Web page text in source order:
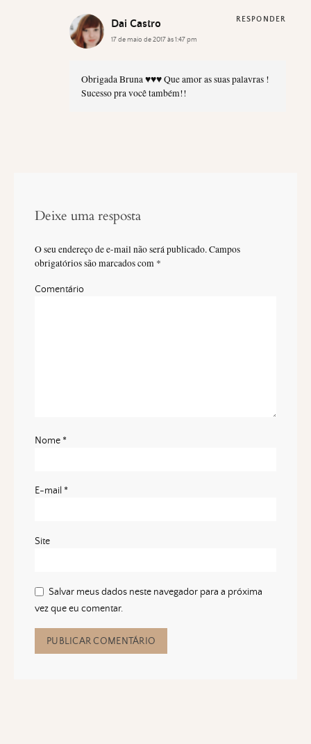
Dai Castro
17 de maio de 2017 às 1:47 pm
Obrigada Bruna ♥♥♥ Que amor as suas palavras !
Sucesso pra você também!!
RESPONDER
Deixe uma resposta
O seu endereço de e-mail não será publicado.Campos
obrigatórios são marcados com *
Comentário
Nome *
E-mail *
Site
Salvar meus dados neste navegador para a próxima
vez que eu comentar.